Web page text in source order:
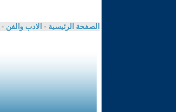
الصفحة الرئيسية - الادب والفن -